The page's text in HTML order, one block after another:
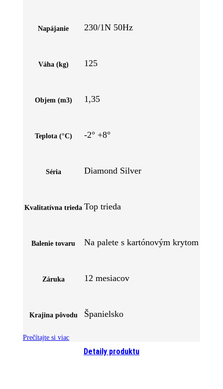
Detaily produktu
Napájanie 230/1N 50Hz
Váha (kg) 125
Objem (m3) 1,35
Teplota (°C) -2° +8°
Séria Diamond Silver
Kvalitatívna trieda Top trieda
Balenie tovaru Na palete s kartónovým krytom
Záruka 12 mesiacov
Krajina pôvodu Španielsko
Prečítajte si viac